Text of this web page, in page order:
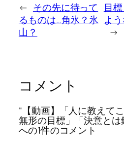
← その先に待って
るものは…角氷？氷
山？
目
よう
→
コメント
“【動画】「人に教えて
無形の目標」「決意とは
への1件のコメント